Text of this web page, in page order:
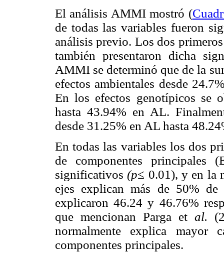
El análisis AMMI mostró (
de todas las variables fueron
análisis previo. Los dos
también presentaron dicha
AMMI se determinó que de la
efectos ambientales desde
En los efectos genotípicos se
hasta 43.94% en AL.
desde 31.25% en AL hasta
En todas las variables los dos
de componentes
significativos(p≤ 0.01), y en la
ejes explican más de 50%
explicaron 46.24 y 46.76%
que mencionan Parga et al.
normalmente explica
componentes principales.